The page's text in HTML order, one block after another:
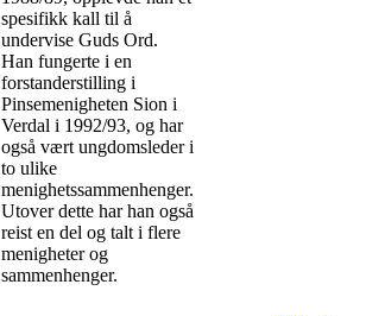
spesifikk kall til å
undervise Guds Ord.
Han fungerte i en
forstanderstilling i
Pinsemenigheten Sion i
Verdal i 1992/93, og har
også vært ungdomsleder i
to ulike
menighetssammenhenger.
Utover dette har han også
reist en del og talt i flere
menigheter og
sammenhenger.